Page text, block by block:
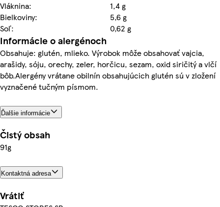
Vláknina:
1,4 g
Bielkoviny:
5,6 g
Soľ:
0,62 g
Informácie o alergénoch
Obsahuje: glutén, mlieko. Výrobok môže obsahovať vajcia,
arašidy, sóju, orechy, zeler, horčicu, sezam, oxid siričitý a vlčí
bôb.Alergény vrátane obilnín obsahujúcich glutén sú v zložení
vyznačené tučným písmom.
Ďalšie informácie
Čistý obsah
91g
Kontaktná adresa
Vrátiť